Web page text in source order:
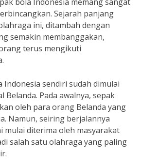
Sejarah panjang
ini, ditambah dengan
semakin membanggakan,
terus mengikuti
Indonesia sendiri sudah dimulai
Belanda. Pada awalnya, sepak
oleh para orang Belanda yang
Namun, seiring berjalannya
mulai diterima oleh masyarakat
salah satu olahraga yang paling